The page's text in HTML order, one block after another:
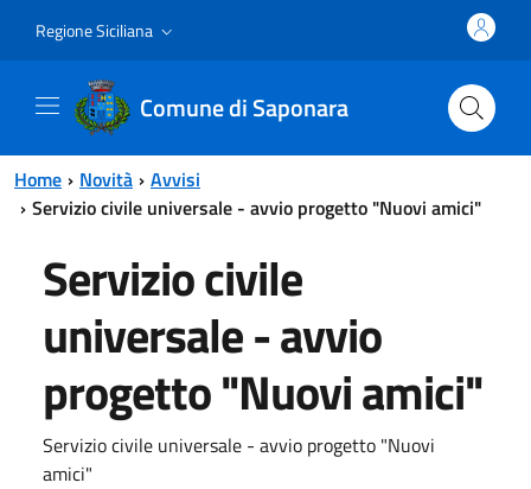
Regione Siciliana
Comune di Saponara
Home Novità
Avvisi
Servizio civile universale - avvio progetto "Nuovi amici"
Servizio civile
universale - avvio
progetto "Nuovi amici"
Servizio civile universale - avvio progetto "Nuovi
amici"